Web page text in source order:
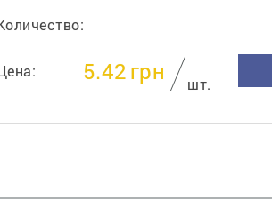
5.42грн шт.